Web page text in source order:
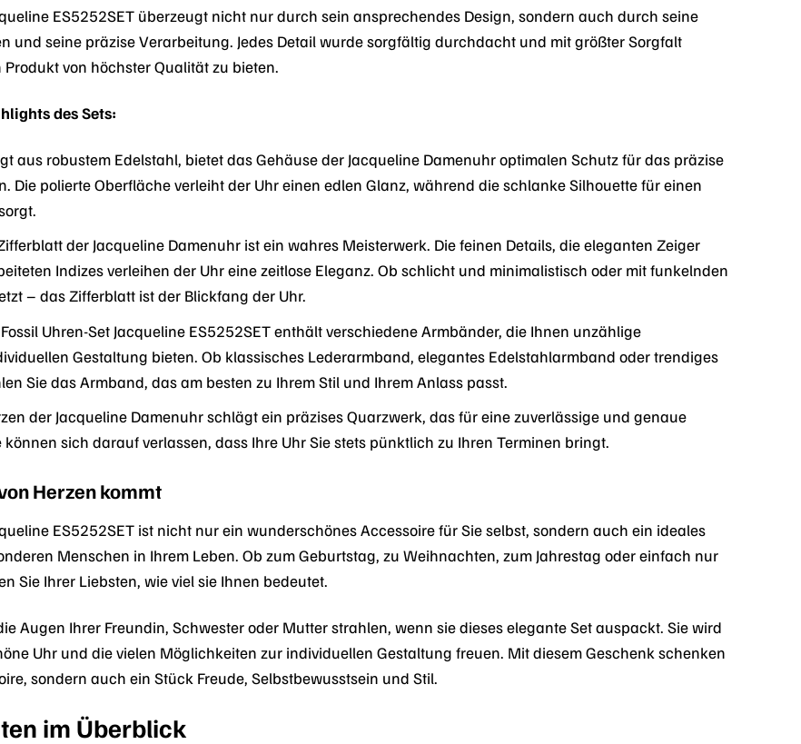
ES5252SET überzeugt nicht nur durch sein ansprechendes Design, sondern auch durch seine
und seine präzise Verarbeitung. Jedes Detail wurde sorgfältig durchdacht und mit größter Sorgfalt
von höchster Qualität zu bieten.
des Sets:
aus robustem Edelstahl, bietet das Gehäuse der Jacqueline Damenuhr optimalen Schutz für das präzise
Die polierte Oberfläche verleiht der Uhr einen edlen Glanz, während die schlanke Silhouette für einen
der Jacqueline Damenuhr ist ein wahres Meisterwerk. Die feinen Details, die eleganten Zeiger
Indizes verleihen der Uhr eine zeitlose Eleganz. Ob schlicht und minimalistisch oder mit funkelnden
– das Zifferblatt ist der Blickfang der Uhr.
Uhren-Set Jacqueline ES5252SET enthält verschiedene Armbänder, die Ihnen unzählige
Gestaltung bieten. Ob klassisches Lederarmband, elegantes Edelstahlarmband oder trendiges
Sie das Armband, das am besten zu Ihrem Stil und Ihrem Anlass passt.
der Jacqueline Damenuhr schlägt ein präzises Quarzwerk, das für eine zuverlässige und genaue
können sich darauf verlassen, dass Ihre Uhr Sie stets pünktlich zu Ihren Terminen bringt.
Herzen kommt
ES5252SET ist nicht nur ein wunderschönes Accessoire für Sie selbst, sondern auch ein ideales
Menschen in Ihrem Leben. Ob zum Geburtstag, zu Weihnachten, zum Jahrestag oder einfach nur
Sie Ihrer Liebsten, wie viel sie Ihnen bedeutet.
Augen Ihrer Freundin, Schwester oder Mutter strahlen, wenn sie dieses elegante Set auspackt. Sie wird
Uhr und die vielen Möglichkeiten zur individuellen Gestaltung freuen. Mit diesem Geschenk schenken
sondern auch ein Stück Freude, Selbstbewusstsein und Stil.
im Überblick